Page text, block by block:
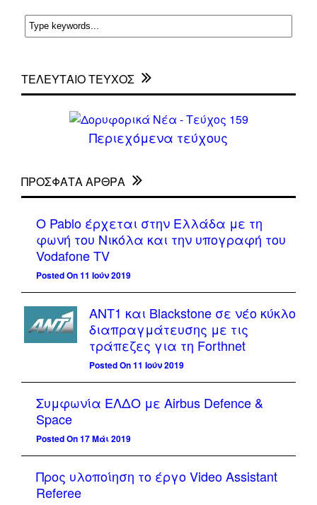
ΤΕΛΕΥΤΑΙΟ ΤΕΥΧΟΣ
Περιεχόμενα τεύχους
ΠΡΌΣΦΑΤΑ ΆΡΘΡΑ
Ο Pablo έρχεται στην Ελλάδα με τη
φωνή του Νικόλα και την υπογραφή του
Vodafone TV
Posted On 11 Ιούν 2019
ΑΝΤ1 και Blackstone σε νέο κύκλο
διαπραγμάτευσης με τις
τράπεζες για τη Forthnet
Posted On 11 Ιούν 2019
Συμφωνία ΕΛΔΟ με Airbus Defence &
Space
Posted On 17 Μάι 2019
Προς υλοποίηση το έργο Video Assistant
Referee